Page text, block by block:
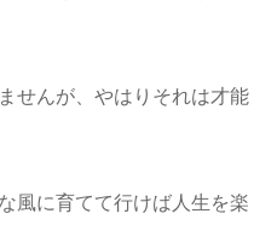
せんが、やはりそれは才能
風に育てて行けば人生を楽